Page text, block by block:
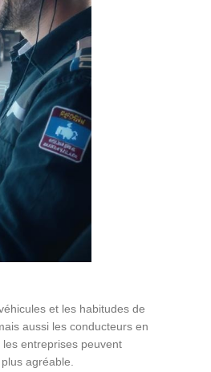
et les habitudes de
aussi les conducteurs en
entreprises peuvent
agréable.